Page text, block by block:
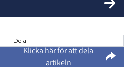
Dela
Klicka här för att dela
artikeln